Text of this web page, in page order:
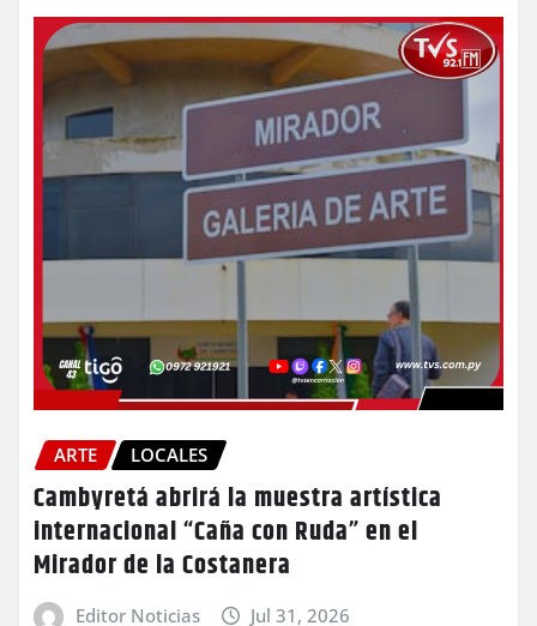
ARTE LOCALES
Cambyretá abrirá la muestra artística
internacional “Caña con Ruda” en el
Mirador de la Costanera
Editor Noticias Jul 31, 2026